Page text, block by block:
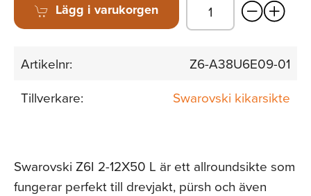
Lägg i varukorgen
Artikelnr:
Z6-A38U6E09-01
Tillverkare:
Swarovski kikarsikte
Swarovski Z6I 2-12X50 L är ett allroundsikte som
fungerar perfekt till drevjakt, pürsh och även